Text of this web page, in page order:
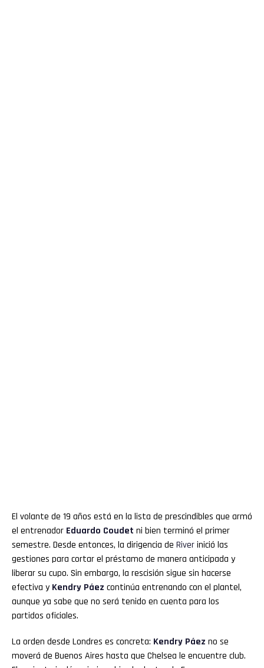
El volante de 19 años está en la lista de prescindibles que armó
el entrenador Eduardo Coudet ni bien terminó el primer
semestre. Desde entonces, la dirigencia de Riverinició las
gestiones para cortar el préstamo de manera anticipada y
liberar su cupo. Sin embargo, la rescisión sigue sin hacerse
efectiva y Kendry Páez continúa entrenando con el plantel,
aunque ya sabe que no será tenido en cuenta para los
partidos oficiales.
La orden desde Londres es concreta: Kendry Páez no se
moverá de Buenos Aires hasta que Chelsea le encuentre club.